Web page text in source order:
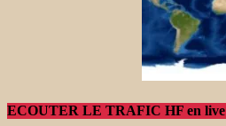
ECOUTER LE TRAFIC HF en live